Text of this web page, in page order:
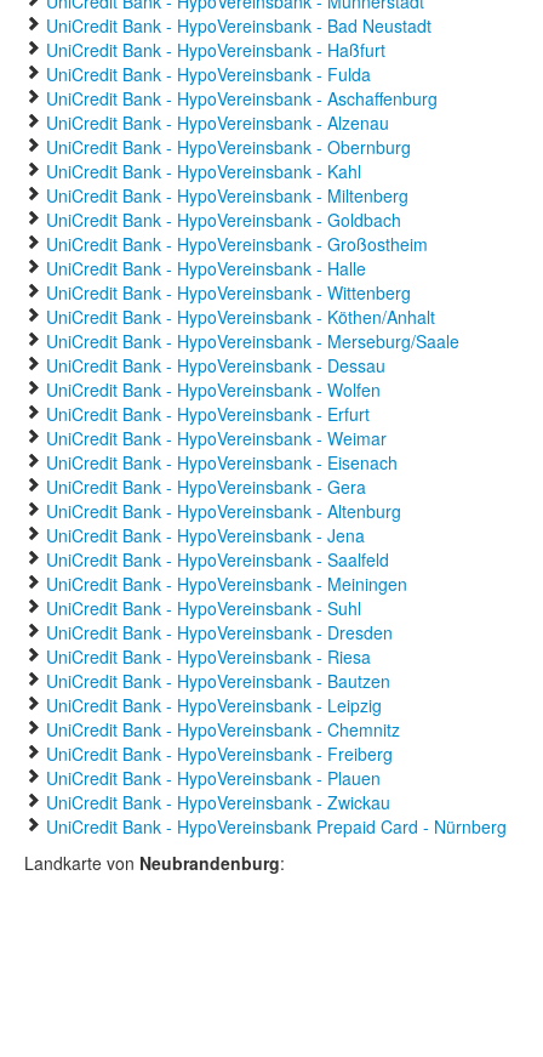
UniCredit Bank - HypoVereinsbank - Bad Neustadt
UniCredit Bank - HypoVereinsbank - Haßfurt
UniCredit Bank - HypoVereinsbank - Fulda
UniCredit Bank - HypoVereinsbank - Aschaffenburg
UniCredit Bank - HypoVereinsbank - Alzenau
UniCredit Bank - HypoVereinsbank - Obernburg
UniCredit Bank - HypoVereinsbank - Kahl
UniCredit Bank - HypoVereinsbank - Miltenberg
UniCredit Bank - HypoVereinsbank - Goldbach
UniCredit Bank - HypoVereinsbank - Großostheim
UniCredit Bank - HypoVereinsbank - Halle
UniCredit Bank - HypoVereinsbank - Wittenberg
UniCredit Bank - HypoVereinsbank - Köthen/Anhalt
UniCredit Bank - HypoVereinsbank - Merseburg/Saale
UniCredit Bank - HypoVereinsbank - Dessau
UniCredit Bank - HypoVereinsbank - Wolfen
UniCredit Bank - HypoVereinsbank - Erfurt
UniCredit Bank - HypoVereinsbank - Weimar
UniCredit Bank - HypoVereinsbank - Eisenach
UniCredit Bank - HypoVereinsbank - Gera
UniCredit Bank - HypoVereinsbank - Altenburg
UniCredit Bank - HypoVereinsbank - Jena
UniCredit Bank - HypoVereinsbank - Saalfeld
UniCredit Bank - HypoVereinsbank - Meiningen
UniCredit Bank - HypoVereinsbank - Suhl
UniCredit Bank - HypoVereinsbank - Dresden
UniCredit Bank - HypoVereinsbank - Riesa
UniCredit Bank - HypoVereinsbank - Bautzen
UniCredit Bank - HypoVereinsbank - Leipzig
UniCredit Bank - HypoVereinsbank - Chemnitz
UniCredit Bank - HypoVereinsbank - Freiberg
UniCredit Bank - HypoVereinsbank - Plauen
UniCredit Bank - HypoVereinsbank - Zwickau
UniCredit Bank - HypoVereinsbank Prepaid Card - Nürnberg
Landkarte von Neubrandenburg: